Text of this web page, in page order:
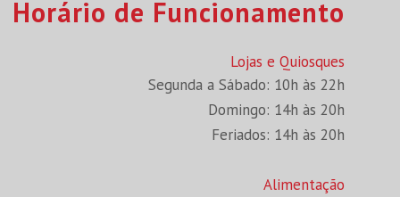
Horário de Funcionamento
Lojas e Quiosques
Segunda a Sábado: 10h às 22h
Domingo: 14h às 20h
Feriados: 14h às 20h
Alimentação